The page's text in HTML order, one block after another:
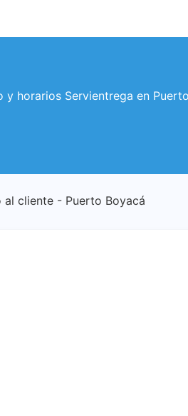
horarios Servientrega en
al cliente - Puerto Boyacá